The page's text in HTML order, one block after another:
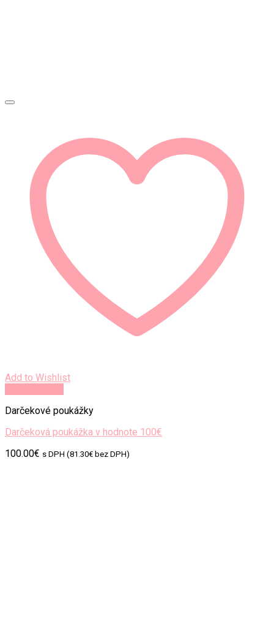
Add to Wishlist
Darčekové poukážky
Darčeková poukážka v hodnote 100€
100.00€ s DPH (81.30€ bez DPH)